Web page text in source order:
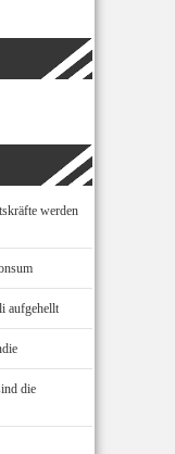
werden
aufgehellt
die